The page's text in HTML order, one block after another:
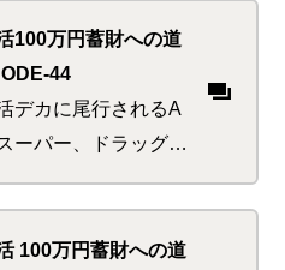
りときたら、何だっ
なに混み合うのか。
ャージ忘れてた…
100万円蓄財への道
44
デカに尾行されるA
ーパー、ドラッグス
コンビニ、カフェ…
い物を次々こなした
で、泳がせ「ポイ
100万円蓄財への道